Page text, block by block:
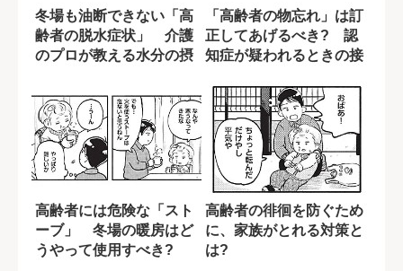
冬場も油断できない「高
齢者の脱水症状」 介護
のプロが教える水分の摂
「高齢者の物忘れ」は訂
正してあげるべき? 認
知症が疑われるときの接
高齢者には危険な「スト
ーブ」 冬場の暖房はど
うやって使用すべき?
高齢者の徘徊を防ぐため
に、家族がとれる対策と
は?